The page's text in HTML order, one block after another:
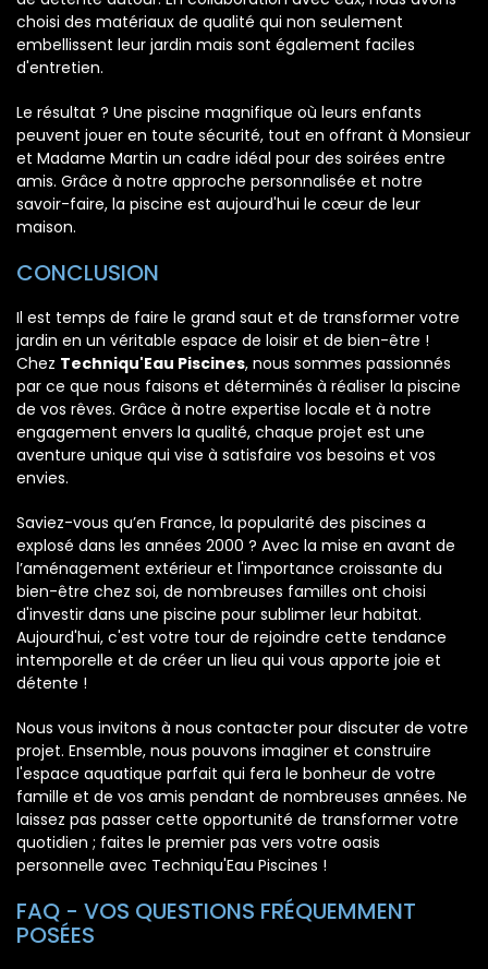
choisi des matériaux de qualité qui non seulement
embellissent leur jardin mais sont également faciles
d'entretien.
Le résultat ? Une piscine magnifique où leurs enfants
peuvent jouer en toute sécurité, tout en offrant à Monsieur
et Madame Martin un cadre idéal pour des soirées entre
amis. Grâce à notre approche personnalisée et notre
savoir-faire, la piscine est aujourd'hui le cœur de leur
maison.
CONCLUSION
Il est temps de faire le grand saut et de transformer votre
jardin en un véritable espace de loisir et de bien-être !
Chez Techniqu'Eau Piscines, nous sommes passionnés
par ce que nous faisons et déterminés à réaliser la piscine
de vos rêves. Grâce à notre expertise locale et à notre
engagement envers la qualité, chaque projet est une
aventure unique qui vise à satisfaire vos besoins et vos
envies.
Saviez-vous qu’en France, la popularité des piscines a
explosé dans les années 2000 ? Avec la mise en avant de
l’aménagement extérieur et l'importance croissante du
bien-être chez soi, de nombreuses familles ont choisi
d'investir dans une piscine pour sublimer leur habitat.
Aujourd'hui, c'est votre tour de rejoindre cette tendance
intemporelle et de créer un lieu qui vous apporte joie et
détente !
Nous vous invitons à nous contacter pour discuter de votre
projet. Ensemble, nous pouvons imaginer et construire
l'espace aquatique parfait qui fera le bonheur de votre
famille et de vos amis pendant de nombreuses années. Ne
laissez pas passer cette opportunité de transformer votre
quotidien ; faites le premier pas vers votre oasis
personnelle avec Techniqu'Eau Piscines !
FAQ - VOS QUESTIONS FRÉQUEMMENT
POSÉES